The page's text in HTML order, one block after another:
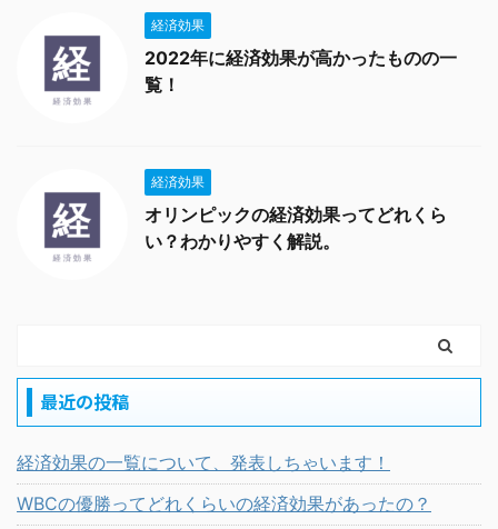
経済効果
2022年に経済効果が高かったものの一
覧！
経済効果
オリンピックの経済効果ってどれくら
い？わかりやすく解説。
最近の投稿
経済効果の一覧について、発表しちゃいます！
WBCの優勝ってどれくらいの経済効果があったの？